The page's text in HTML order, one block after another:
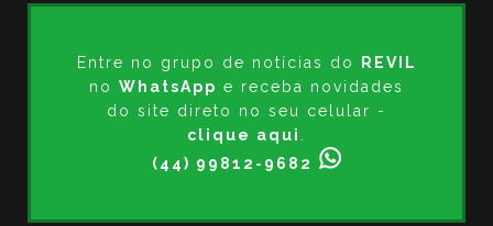
Entre no grupo de notícias do
REVIL
no WhatsApp e receba novidades
do site direto no seu celular -
clique aqui .
(44) 99812-9682